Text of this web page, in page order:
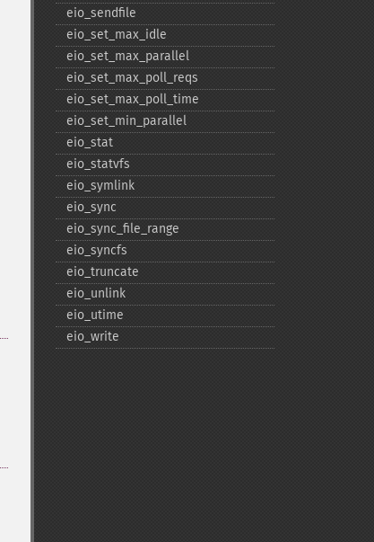
eio_​sendfile
eio_​set_​max_​idle
eio_​set_​max_​parallel
eio_​set_​max_​poll_​reqs
eio_​set_​max_​poll_​time
eio_​set_​min_​parallel
eio_​stat
eio_​statvfs
eio_​symlink
eio_​sync
eio_​sync_​file_​range
eio_​syncfs
eio_​truncate
eio_​unlink
eio_​utime
eio_​write